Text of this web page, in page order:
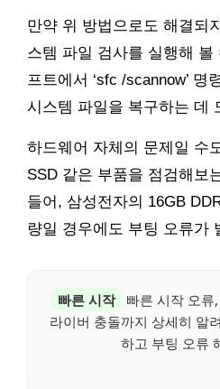
만약 위 방법으로도 해결되
스템 파일 검사를 실행해
프트에서 ‘sfc /scannow’ 명
시스템 파일을 복구하는 데
하드웨어 자체의 문제일 수
SSD 같은 부품을 점검해보
들어, 삼성전자의 16GB
량일 경우에도 부팅 오류가
빠른 시작
빠른 시작 오류
라이버 충돌까지 상세히 알
하고 부팅 오류